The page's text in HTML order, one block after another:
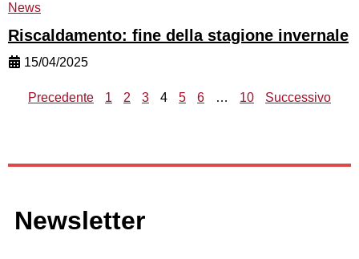
News
Riscaldamento: fine della stagione invernale
15/04/2025
Precedente 1 2 3 4 5 6 … 10 Successivo
Newsletter